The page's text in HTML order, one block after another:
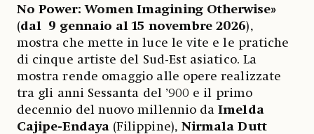
No Power: Women Imagining Otherwise»
(dal 9 gennaio al 15 novembre 2026),
mostra che mette in luce le vite e le pratiche
di cinque artiste del Sud-Est asiatico. La
mostra rende omaggio alle opere realizzate
tra gli anni Sessanta del ’900 e il primo
decennio del nuovo millennio daImelda
Cajipe-Endaya(Filippine), Nirmala Dutt